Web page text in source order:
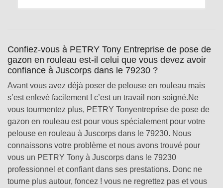
Confiez-vous à PETRY Tony Entreprise de pose de
gazon en rouleau est-il celui que vous devez avoir
confiance à Juscorps dans le 79230 ?
Avant vous avez déjà poser de pelouse en rouleau mais
s’est enlevé facilement ! c’est un travail non soigné.Ne
vous tourmentez plus, PETRY Tonyentreprise de pose de
gazon en rouleau est pour vous spécialement pour votre
pelouse en rouleau à Juscorps dans le 79230. Nous
connaissons votre problème et nous avons trouvé pour
vous un PETRY Tony à Juscorps dans le 79230
professionnel et confiant dans ses prestations. Donc ne
tourne plus autour, foncez ! vous ne regrettez pas et vous